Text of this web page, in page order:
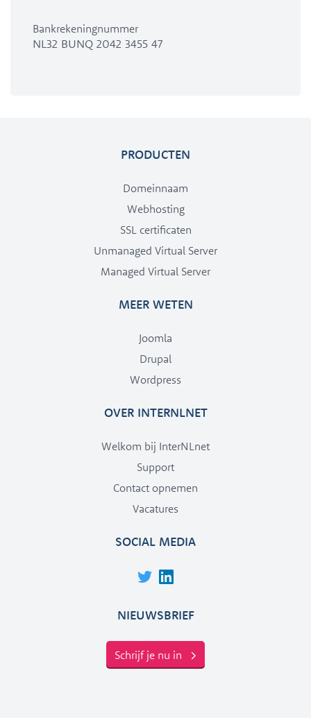
Bankrekeningnummer
NL32 BUNQ 2042 3455 47
PRODUCTEN
Domeinnaam
Webhosting
SSL certificaten
Unmanaged Virtual Server
Managed Virtual Server
MEER WETEN
Joomla
Drupal
Wordpress
OVER INTERNLNET
Welkom bij InterNLnet
Support
Contact opnemen
Vacatures
SOCIAL MEDIA
NIEUWSBRIEF
Schrijf je nu in